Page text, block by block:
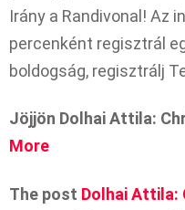
Irány a Randivonal! Az
percenként regisztrál
boldogság, regisztrálj
Jöjjön Dolhai Attila:
More
The post Dolhai Attila: